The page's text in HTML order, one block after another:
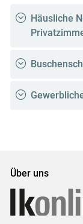
Häusliche
Über uns